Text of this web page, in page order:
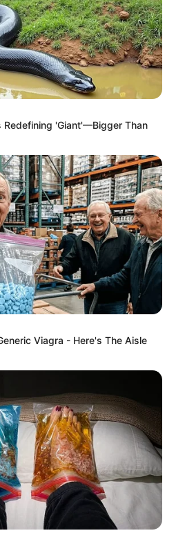
την πόλη,
και έκανε το όνειρό της
στοGoogle
Redefining 'Giant'—Bigger Than
Viagra - Here's The Aisle